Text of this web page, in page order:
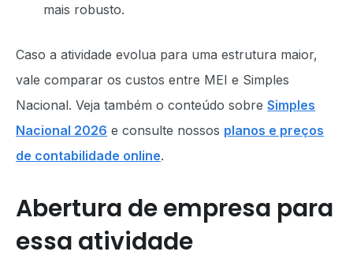
mais robusto.
Caso a atividade evolua para uma estrutura maior,
vale comparar os custos entre MEI e Simples
Nacional. Veja também o conteúdo sobre Simples
Nacional 2026 e consulte nossos planos e preços
de contabilidade online.
Abertura de empresa para
essa atividade